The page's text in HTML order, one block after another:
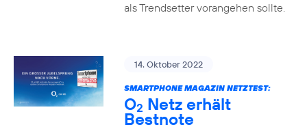
als Trendsetter vorangehen sollte.
14. Oktober 2022
SMARTPHONE MAGAZIN NETZTEST:
O2 Netz erhält
Bestnote